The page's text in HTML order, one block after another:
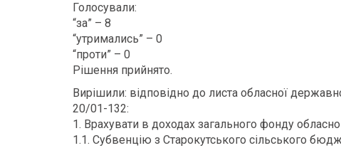
Голосували:
“за” – 8
“утримались” – 0
“проти” – 0
Рішення прийнято.
Вирішили: відповідно до листа обласної
20/01-132:
1. Врахувати в доходах загального фонду
1.1. Субвенцію з Старокутського сільського